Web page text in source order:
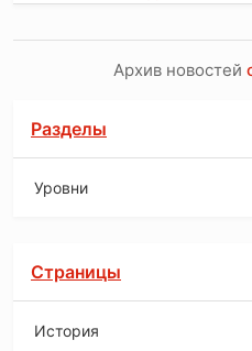
Архив новостей
Разделы
Уровни
Страницы
История